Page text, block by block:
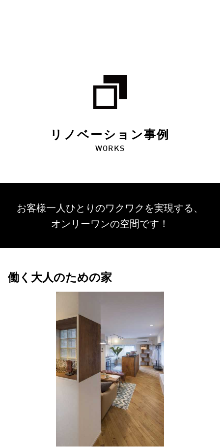
リノベーション事例
WORKS
お客様一人ひとりのワクワクを実現する、
オンリーワンの空間です！
働く大人のための家